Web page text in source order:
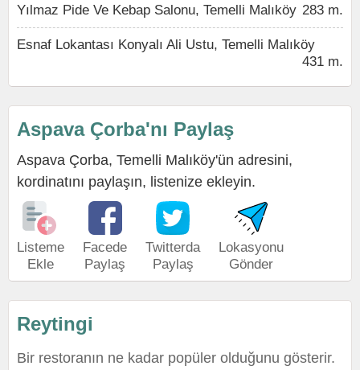
Yılmaz Pide Ve Kebap Salonu, Temelli Malıköy 283 m.
Esnaf Lokantası Konyalı Ali Ustu, Temelli Malıköy
431 m.
Aspava Çorba'nı Paylaş
Aspava Çorba, Temelli Malıköy'ün adresini,
kordinatını paylaşın, listenize ekleyin.
Listeme
Ekle
Facede
Paylaş
Twitterda
Paylaş
Lokasyonu
Gönder
Reytingi
Bir restoranın ne kadar popüler olduğunu gösterir.